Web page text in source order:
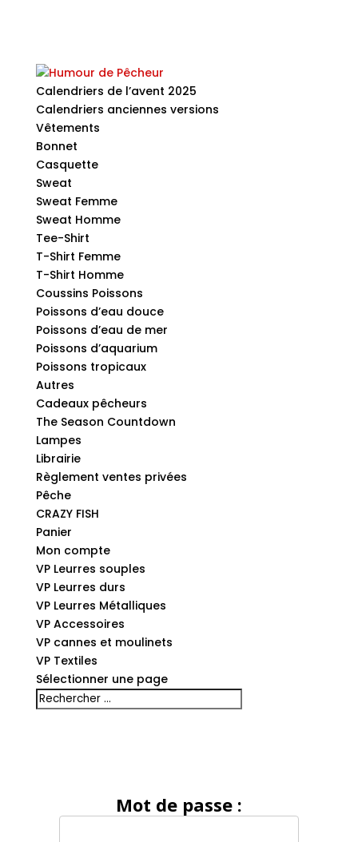
Calendriers de l’avent 2025
Calendriers anciennes versions
Vêtements
Bonnet
Casquette
Sweat
Sweat Femme
Sweat Homme
Tee-Shirt
T-Shirt Femme
T-Shirt Homme
Coussins Poissons
Poissons d’eau douce
Poissons d’eau de mer
Poissons d’aquarium
Poissons tropicaux
Autres
Cadeaux pêcheurs
The Season Countdown
Lampes
Librairie
Règlement ventes privées
Pêche
CRAZY FISH
Panier
Mon compte
VP Leurres souples
VP Leurres durs
VP Leurres Métalliques
VP Accessoires
VP cannes et moulinets
VP Textiles
Sélectionner une page
Mot de passe :